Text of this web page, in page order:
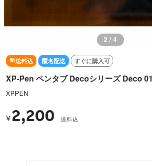
3 / 4
送料込 匿名配送 すぐに購入可
XP-Pen ペンタブ Decoシリーズ Deco 01
XPPEN
¥ 2,200 送料込